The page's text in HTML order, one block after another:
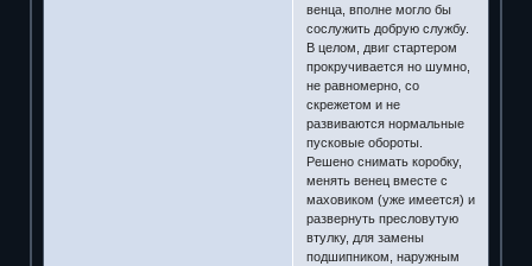
венца, вполне могло бы
сослужить добрую службу.
В целом, двиг стартером
прокручивается но шумно,
не равномерно, со
скрежетом и не
развиваются нормальные
пусковые обороты.
Решено снимать коробку,
менять венец вместе с
маховиком (уже имеется) и
развернуть пресловутую
втулку, для замены
подшипником, наружным